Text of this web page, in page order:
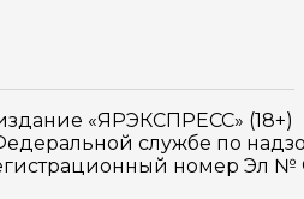
«ЯРЭКСПРЕСС» (18+)
службе по
номер Эл №